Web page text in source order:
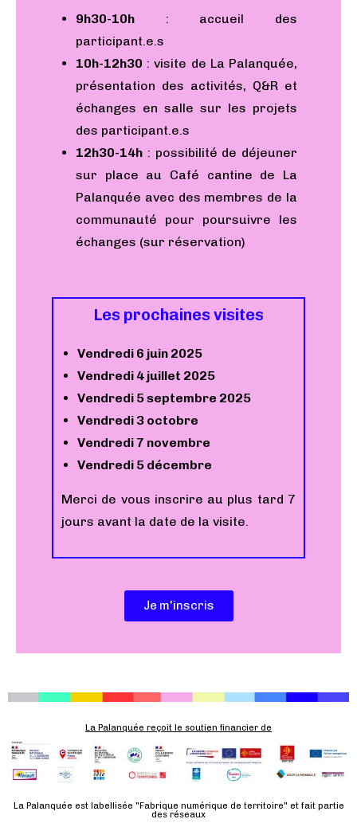
9h30-10h : accueil des
participant.e.s
10h-12h30 : visite de La Palanquée,
présentation des activités, Q&R et
échanges en salle sur les projets
des participant.e.s
12h30-14h : possibilité de déjeuner
sur place au Café cantine de La
Palanquée avec des membres de la
communauté pour poursuivre les
échanges (sur réservation)
Les prochaines visites
Vendredi 6 juin 2025
Vendredi 4 juillet 2025
Vendredi 5 septembre 2025
Vendredi 3 octobre
Vendredi 7 novembre
Vendredi 5 décembre
Merci de vous inscrire au plus tard 7
jours avant la date de la visite.
Je m'inscris
La Palanquée reçoit le soutien financier de
La Palanquée est labellisée "Fabrique numérique de territoire" et fait partie
des réseaux